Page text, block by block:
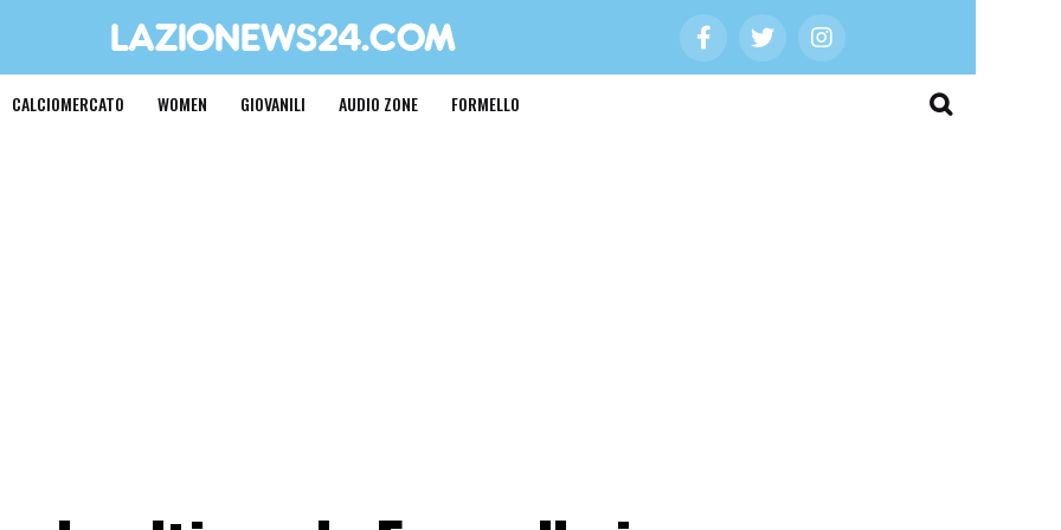
CALCIOMERCATO WOMEN GIOVANILI AUDIO ZONE FORMELLO